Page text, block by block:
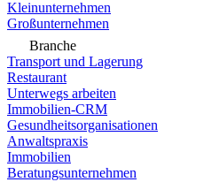
Kleinunternehmen
Großunternehmen
Branche
Transport und Lagerung
Restaurant
Unterwegs arbeiten
Immobilien-CRM
Gesundheitsorganisationen
Anwaltspraxis
Immobilien
Beratungsunternehmen